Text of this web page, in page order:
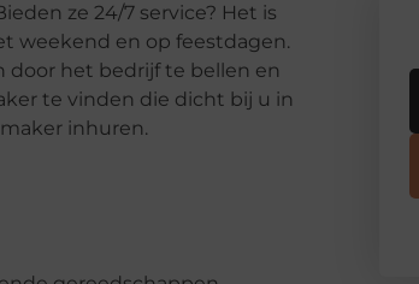
ze 24/7 service? Het is
weekend en op feestdagen.
door het bedrijf te bellen en
te vinden die dicht bij u in
inhuren.